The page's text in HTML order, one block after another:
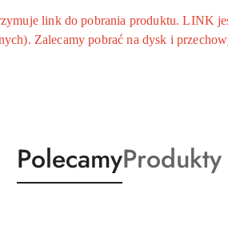
link do pobrania produktu. LINK
Zalecamy pobrać na dysk i
Produkty
o
PolecamyProdukty
o